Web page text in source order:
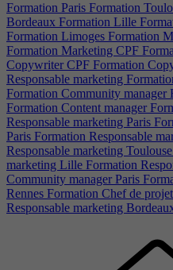
Formation Paris Formation
Bordeaux Formation Lille
Formation Limoges Formation
Formation Marketing CPF
Copywriter CPF Formation
Responsable marketing
Formation Community manager
Formation Content manager
Responsable marketing Paris
Paris Formation Responsable
Responsable marketing Toulouse
marketing Lille Formation
Community manager Paris
Rennes Formation Chef de
Responsable marketing